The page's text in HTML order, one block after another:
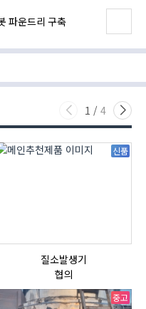
파운드리 구축
1 / 4
신품
질소발생기
협의
중고